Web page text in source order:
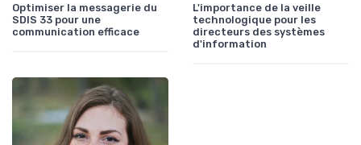
Optimiser la messagerie du
SDIS 33 pour une
communication efficace
L'importance de la veille
technologique pour les
directeurs des systèmes
d'information